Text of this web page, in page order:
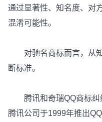
通过显著性、知名度、对
混淆可能性。
对驰名商标而言，从知
断标准。
腾讯和奇瑞QQ商标纠
腾讯公司于1999年推出